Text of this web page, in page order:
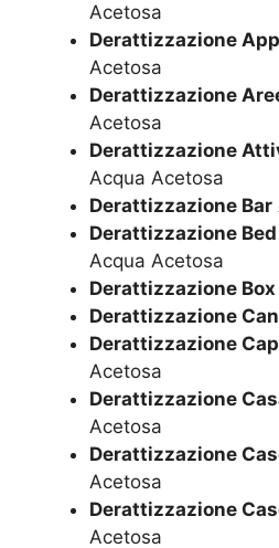
Acetosa
Derattizzazione
Acetosa
Derattizzazione
Acetosa
Derattizzazione
Acqua Acetosa
Derattizzazione Bar
Derattizzazione
Acqua Acetosa
Derattizzazione Box
Derattizzazione
Derattizzazione
Acetosa
Derattizzazione
Acetosa
Derattizzazione
Acetosa
Derattizzazione
Acetosa